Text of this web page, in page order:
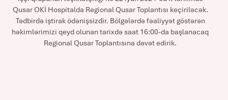
Qusar OKİ Hospitalda Regional Qusar Toplantısı keçiriləcək.
Tədbirdə iştirak ödənişsizdir. Bölgələrdə fəaliyyət göstərən
həkimlərimizi qeyd olunan tarixdə saat 16:00-da başlanacaq
Regional Qusar Toplantısına dəvət edirik.